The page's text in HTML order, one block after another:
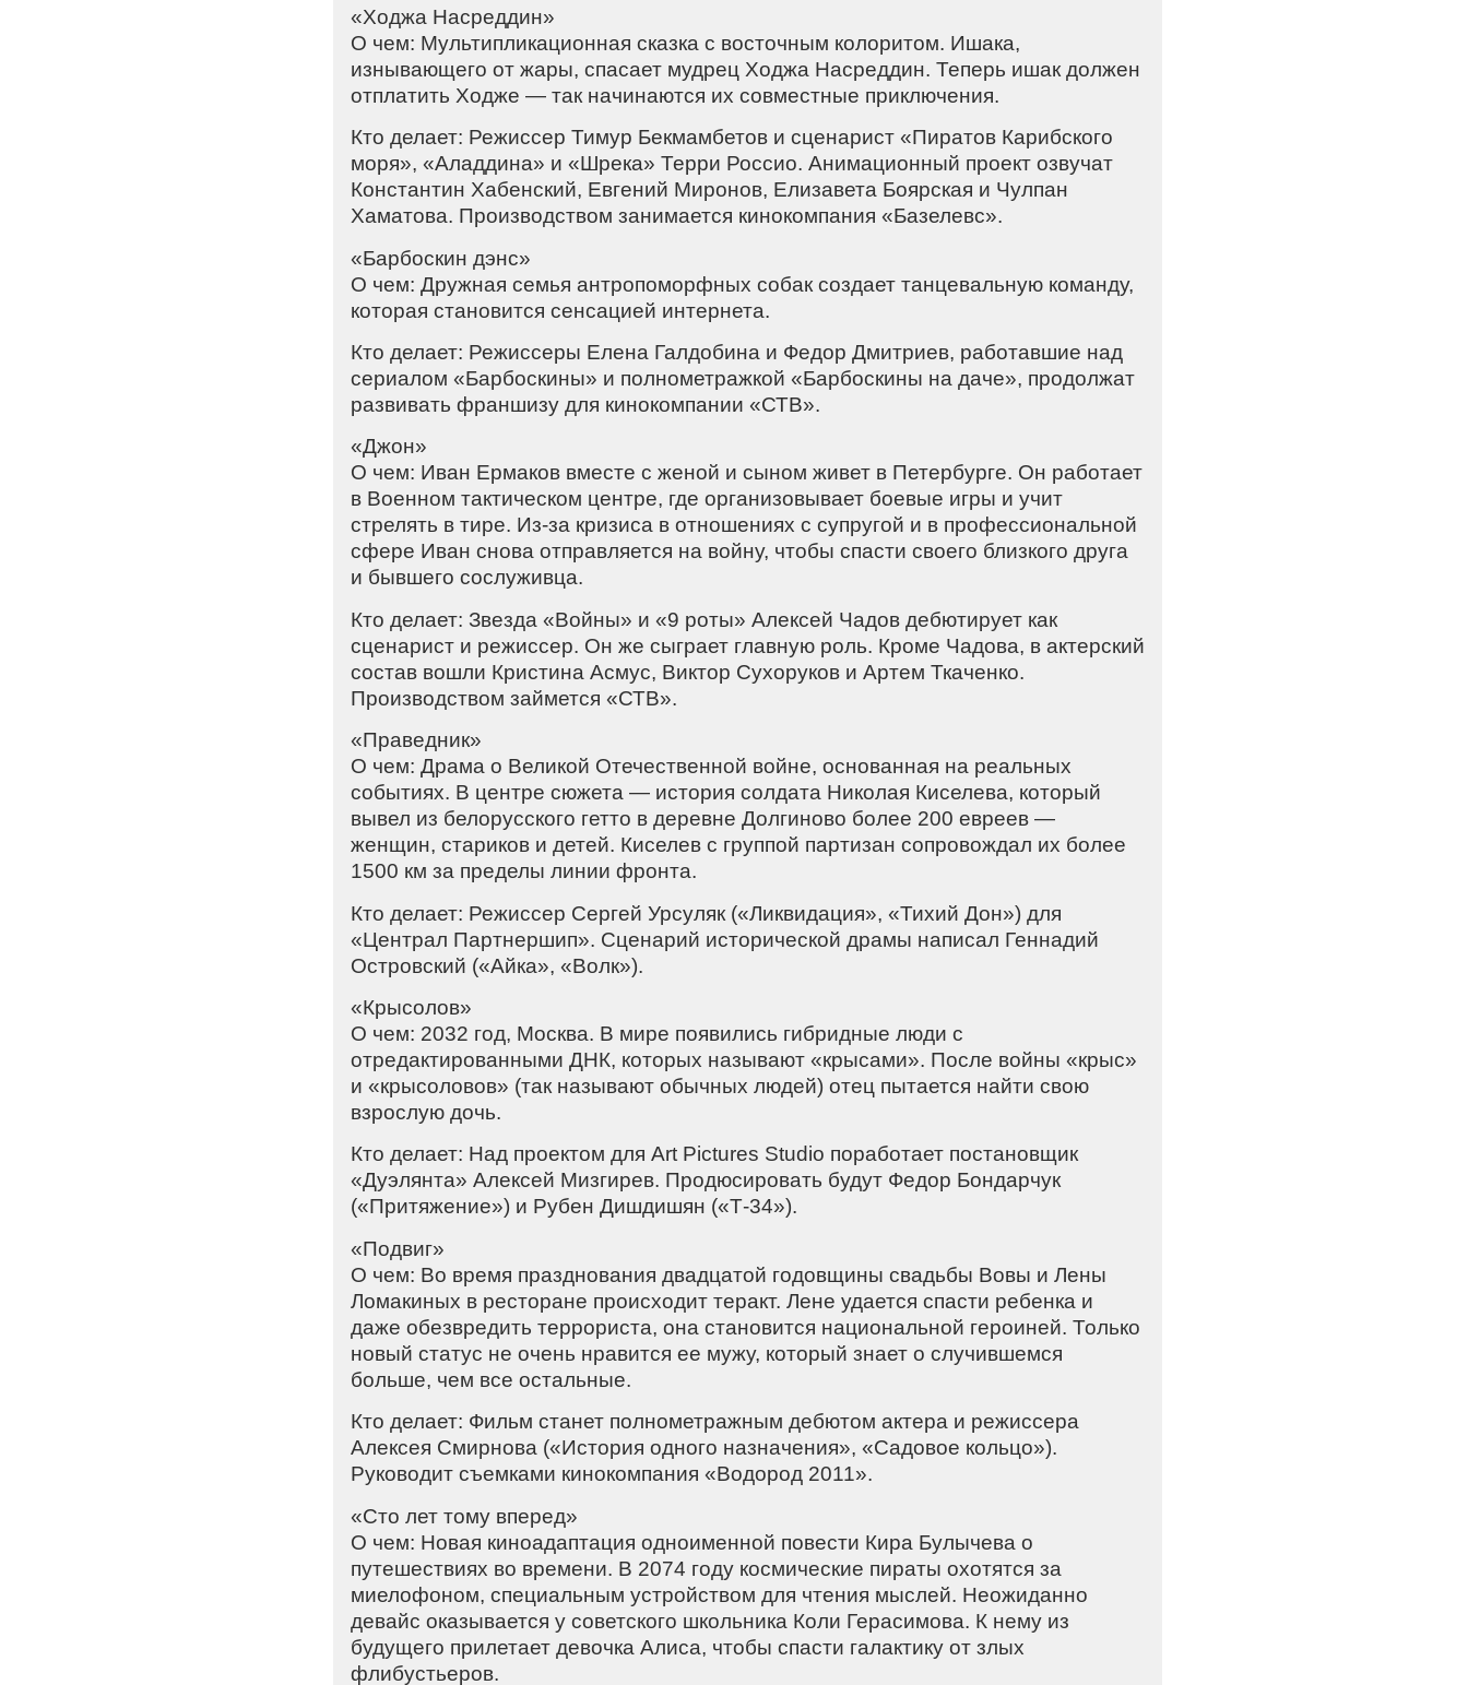
«Ходжа Насреддин»
О чем: Мультипликационная сказка с восточным колоритом. Ишака,
изнывающего от жары, спасает мудрец Ходжа Насреддин. Теперь ишак должен
отплатить Ходже — так начинаются их совместные приключения.
Кто делает: Режиссер Тимур Бекмамбетов и сценарист «Пиратов Карибского
моря», «Аладдина» и «Шрека» Терри Россио. Анимационный проект озвучат
Константин Хабенский, Евгений Миронов, Елизавета Боярская и Чулпан
Хаматова. Производством занимается кинокомпания «Базелевс».
«Барбоскин дэнс»
О чем: Дружная семья антропоморфных собак создает танцевальную команду,
которая становится сенсацией интернета.
Кто делает: Режиссеры Елена Галдобина и Федор Дмитриев, работавшие над
сериалом «Барбоскины» и полнометражкой «Барбоскины на даче», продолжат
развивать франшизу для кинокомпании «СТВ».
«Джон»
О чем: Иван Ермаков вместе с женой и сыном живет в Петербурге. Он работает
в Военном тактическом центре, где организовывает боевые игры и учит
стрелять в тире. Из-за кризиса в отношениях с супругой и в профессиональной
сфере Иван снова отправляется на войну, чтобы спасти своего близкого друга
и бывшего сослуживца.
Кто делает: Звезда «Войны» и «9 роты» Алексей Чадов дебютирует как
сценарист и режиссер. Он же сыграет главную роль. Кроме Чадова, в актерский
состав вошли Кристина Асмус, Виктор Сухоруков и Артем Ткаченко.
Производством займется «СТВ».
«Праведник»
О чем: Драма о Великой Отечественной войне, основанная на реальных
событиях. В центре сюжета — история солдата Николая Киселева, который
вывел из белорусского гетто в деревне Долгиново более 200 евреев —
женщин, стариков и детей. Киселев с группой партизан сопровождал их более
1500 км за пределы линии фронта.
Кто делает: Режиссер Сергей Урсуляк («Ликвидация», «Тихий Дон») для
«Централ Партнершип». Сценарий исторической драмы написал Геннадий
Островский («Айка», «Волк»).
«Крысолов»
О чем: 2032 год, Москва. В мире появились гибридные люди с
отредактированными ДНК, которых называют «крысами». После войны «крыс»
и «крысоловов» (так называют обычных людей) отец пытается найти свою
взрослую дочь.
Кто делает: Над проектом для Art Pictures Studio поработает постановщик
«Дуэлянта» Алексей Мизгирев. Продюсировать будут Федор Бондарчук
(«Притяжение») и Рубен Дишдишян («Т-34»).
«Подвиг»
О чем: Во время празднования двадцатой годовщины свадьбы Вовы и Лены
Ломакиных в ресторане происходит теракт. Лене удается спасти ребенка и
даже обезвредить террориста, она становится национальной героиней. Только
новый статус не очень нравится ее мужу, который знает о случившемся
больше, чем все остальные.
Кто делает: Фильм станет полнометражным дебютом актера и режиссера
Алексея Смирнова («История одного назначения», «Садовое кольцо»).
Руководит съемками кинокомпания «Водород 2011».
«Сто лет тому вперед»
О чем: Новая киноадаптация одноименной повести Кира Булычева о
путешествиях во времени. В 2074 году космические пираты охотятся за
миелофоном, специальным устройством для чтения мыслей. Неожиданно
девайс оказывается у советского школьника Коли Герасимова. К нему из
будущего прилетает девочка Алиса, чтобы спасти галактику от злых
флибустьеров.